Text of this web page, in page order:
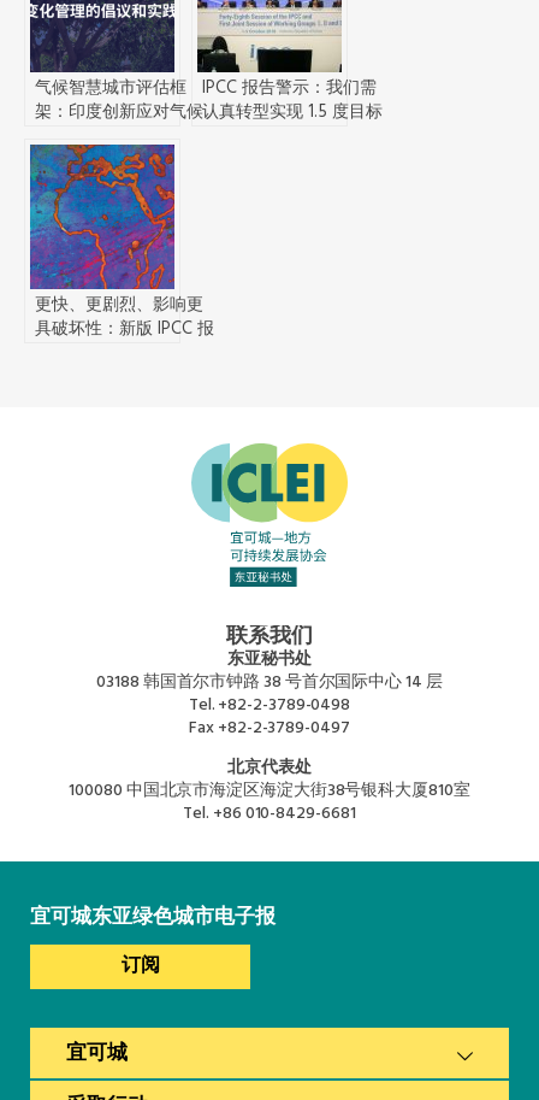
气候智慧城市评估框
架：印度创新应对气候
IPCC 报告警示：我们需
认真转型实现 1.5 度目标
更快、更剧烈、影响更
具破坏性：新版 IPCC 报
联系我们
东亚秘书处
03188 韩国首尔市钟路 38 号首尔国际中心 14 层
Tel.+82-2-3789-0498
Fax+82-2-3789-0497
北京代表处
100080 中国北京市海淀区海淀大街38号银科大厦810室
Tel. +86 010-8429-6681
宜可城东亚绿色城市电子报
订阅
宜可城